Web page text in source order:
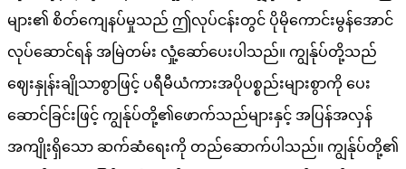
များ၏ စိတ်ကျေနပ်မှုသည် ဤလုပ်ငန်းတွင် ပိုမိုကောင်းမွန်အောင်
လုပ်ဆောင်ရန် အမြဲတမ်း လှုံ့ဆော်ပေးပါသည်။ ကျွန်ုပ်တို့သည်
ဈေးနှုန်းချိုသာစွာဖြင့် ပရီမီယံကားအပိုပစ္စည်းများစွာကို ပေး
ဆောင်ခြင်းဖြင့် ကျွန်ုပ်တို့၏ဖောက်သည်များနှင့် အပြန်အလှန်
အကျိုးရှိသော ဆက်ဆံရေးကို တည်ဆောက်ပါသည်။ ကျွန်ုပ်တို့၏